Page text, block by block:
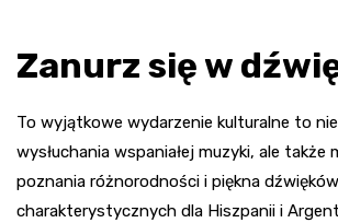
Zanurz się w
To wyjątkowe wydarzenie kulturalne to
wysłuchania wspaniałej muzyki, ale także
poznania różnorodności i piękna dźwięków
charakterystycznych dla Hiszpanii i